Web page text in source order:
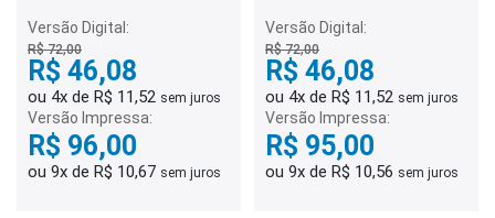
Versão Digital:
R$ 72,00
R$ 46,08
ou 4x de R$ 11,52 sem juros
Versão Impressa:
R$ 96,00
ou 9x de R$ 10,67 sem juros
Versão Digital:
R$ 72,00
R$ 46,08
ou 4x de R$ 11,52 sem juros
Versão Impressa:
R$ 95,00
ou 9x de R$ 10,56 sem juros